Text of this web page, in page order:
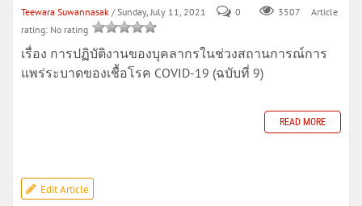
Teewara Suwannasak / Sunday, July 11, 2021 0 3507
Article
rating: No rating
เรื่อง การปฏิบัติงานของบุคลากรในช่วงสถานการณ์การ
แพร่ระบาดของเชื้อโรค COVID-19 (ฉบับที่ 9)
READ MORE
Edit Article